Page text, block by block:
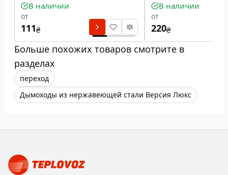
В наличии
от
111₴
В наличии
от
220₴
Больше похожих товаров смотрите в
разделах
переход
Дымоходы из нержавеющей стали Версия Люкс